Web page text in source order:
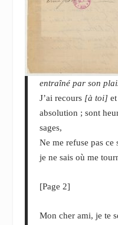
entraîné par son
J’ai recours [à toi]
absolution ; sont
sages,
Ne me refuse pas ce
je ne sais où me
[Page 2]
Mon cher ami, je te